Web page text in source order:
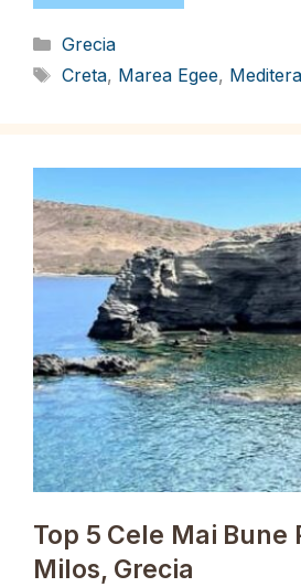
Categorii
Grecia
Etichete
Creta, Marea Egee,
Top 5 Cele Mai Bune
Milos, Grecia